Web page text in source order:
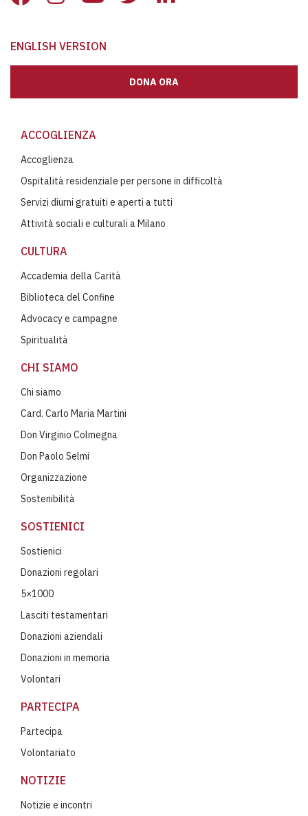
ENGLISH VERSION
DONA ORA
ACCOGLIENZA
Accoglienza
Ospitalità residenziale per persone in difficoltà
Servizi diurni gratuiti e aperti a tutti
Attività sociali e culturali a Milano
CULTURA
Accademia della Carità
Biblioteca del Confine
Advocacy e campagne
Spiritualità
CHI SIAMO
Chi siamo
Card. Carlo Maria Martini
Don Virginio Colmegna
Don Paolo Selmi
Organizzazione
Sostenibilità
SOSTIENICI
Sostienici
Donazioni regolari
5×1000
Lasciti testamentari
Donazioni aziendali
Donazioni in memoria
Volontari
PARTECIPA
Partecipa
Volontariato
NOTIZIE
Notizie e incontri